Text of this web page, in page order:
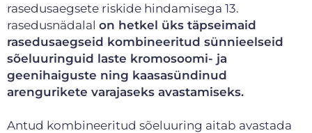
rasedusaegsete riskide hindamisega 13.
rasedusnädalal on hetkel üks täpseimaid
rasedusaegseid kombineeritud sünnieelseid
sõeluuringuid laste kromosoomi- ja
geenihaiguste ning kaasasündinud
arengurikete varajaseks avastamiseks.
Antud kombineeritud sõeluuring aitab avastada